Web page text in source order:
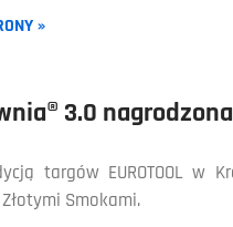
»
3.0 nagrodzona
targów EUROTOOL w
Smokami.